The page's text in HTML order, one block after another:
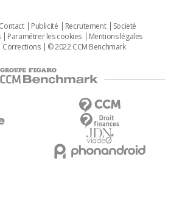
Contact Publicité Recrutement
Societé
Paramétrer les cookies
Mentions légales
Corrections © 2022 CCM Benchmark